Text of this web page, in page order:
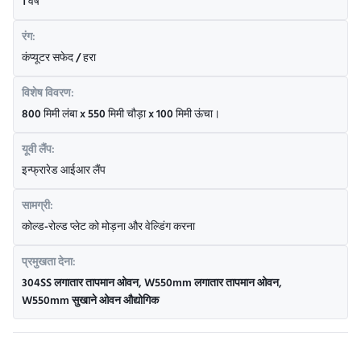
रंग:
कंप्यूटर सफेद / हरा
विशेष विवरण:
800 मिमी लंबा x 550 मिमी चौड़ा x 100 मिमी ऊंचा।
यूवी लैंप:
इन्फ्रारेड आईआर लैंप
सामग्री:
कोल्ड-रोल्ड प्लेट को मोड़ना और वेल्डिंग करना
प्रमुखता देना:
304SS लगातार तापमान ओवन,W550mm लगातार तापमान ओवन,
W550mm सुखाने ओवन औद्योगिक